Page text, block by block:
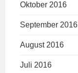
Oktober 2016
September 2016
August 2016
Juli 2016